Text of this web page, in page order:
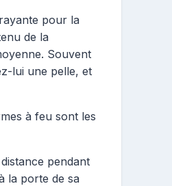
pour la
de la
Souvent
lui une pelle, et
à feu sont les
pendant
la porte de sa